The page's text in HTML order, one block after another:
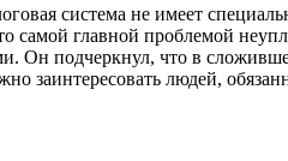
система не имеет
самой главной проблемой
Он подчеркнул, что в
заинтересовать людей,